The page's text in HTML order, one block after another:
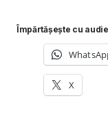
Împărtășește cu
X